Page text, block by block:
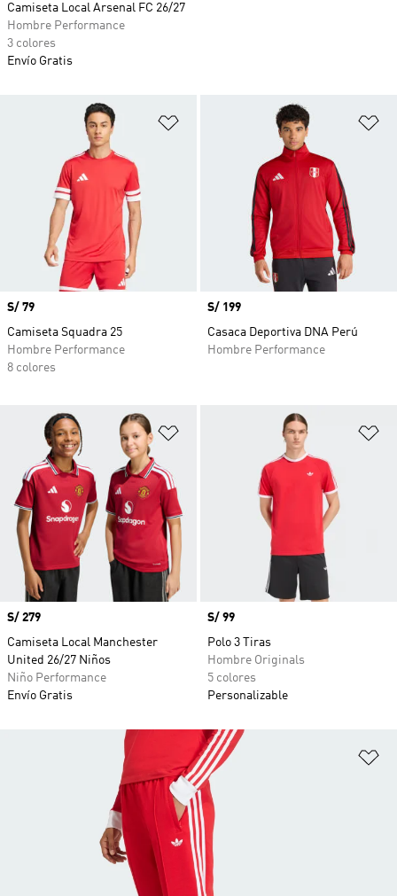
Añadir a la lista de deseos
Precio
S/ 79
Camiseta Squadra 25
Hombre Performance
8 colores
Precio
S/ 199
Casaca Deportiva DNA Perú
Hombre Performance
Añadir a la lista de deseos
Precio
S/ 279
Camiseta Local Manchester
United 26/27 Niños
Niño Performance
Envío Gratis
Precio
S/ 99
Polo 3 Tiras
Hombre Originals
5 colores
Personalizable
Camiseta Local Arsenal FC 26/27
Hombre Performance
3 colores
Envío Gratis